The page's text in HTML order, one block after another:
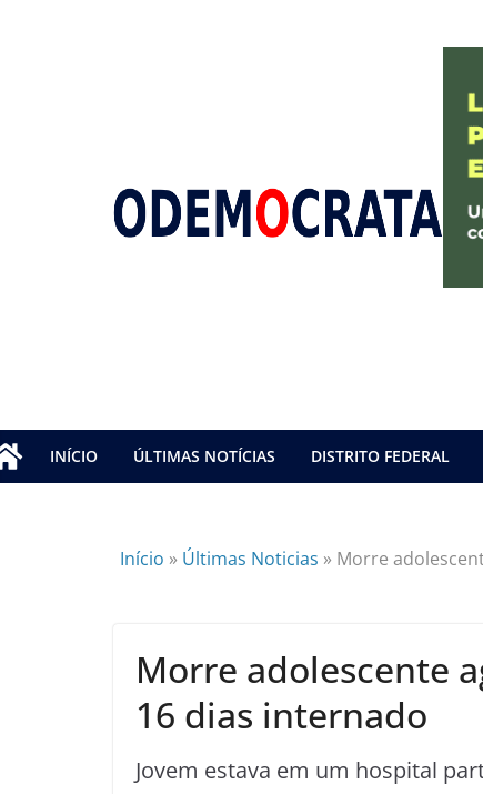
INÍCIO ÚLTIMAS NOTÍCIAS DISTRITO FEDERAL
Início » Últimas Noticias » Morre
Morre adolescente
16 dias internado
Jovem estava em um hospital